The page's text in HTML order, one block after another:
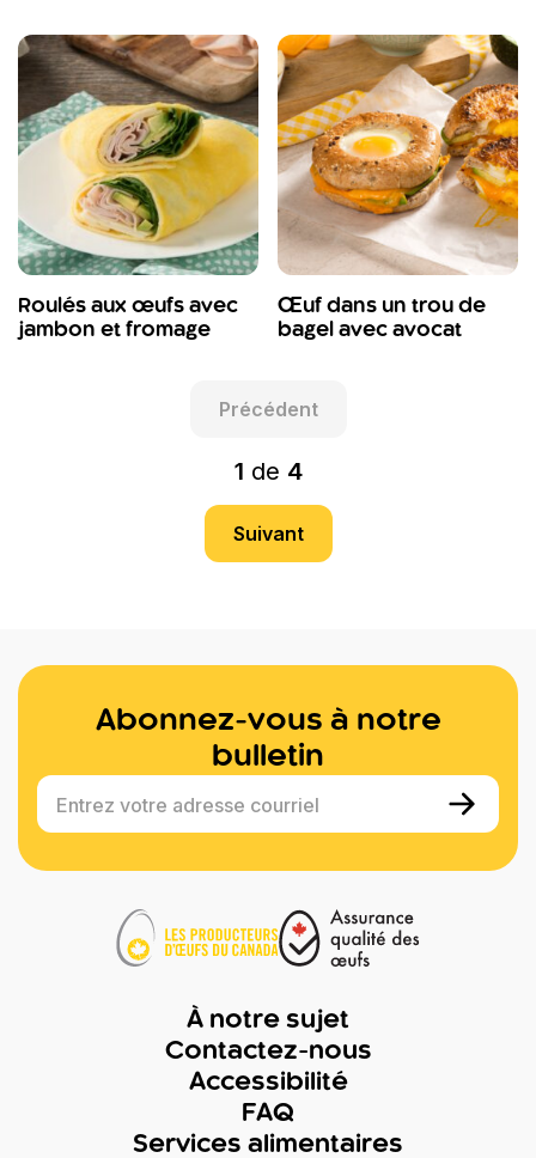
Roulés aux œufs avec
jambon et fromage
Œuf dans un trou de
bagel avec avocat
Précédent
1 de 4
Suivant
Abonnez-vous à notre
bulletin
Entrez votre adresse courriel
À notre sujet
Contactez-nous
Accessibilité
FAQ
Services alimentaires